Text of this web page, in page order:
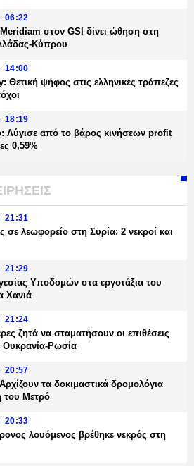
06:22
στον GSI δίνει ώθηση στη
Κύπρου
14:00
Θετική ψήφος στις ελληνικές τράπεζες
18:19
Λύγισε από το βάρος κινήσεων profit
0,59%
21:31
λεωφορείο στη Συρία: 2 νεκροί και
21:29
Υποδομών στα εργοτάξια του
Χανιά
21:24
ζητά να σταματήσουν οι επιθέσεις
Ρωσία
20:57
τα δοκιμαστικά δρομολόγια
του Μετρό
20:33
λουόμενος βρέθηκε νεκρός στη